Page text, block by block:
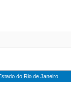
do Rio de Janeiro